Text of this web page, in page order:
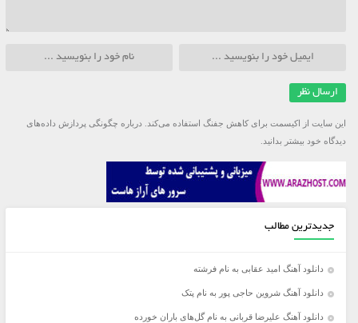
این سایت از اکیسمت برای کاهش جفنگ استفاده می‌کند. درباره چگونگی پردازش داده‌های
دیدگاه خود بیشتر بدانید.
جدیدترین مطالب
دانلود آهنگ امید عقابی به نام فرشته
دانلود آهنگ شروین حاجی پور به نام پتک
دانلود آهنگ علیرضا قربانی به نام گل‌های باران خورده